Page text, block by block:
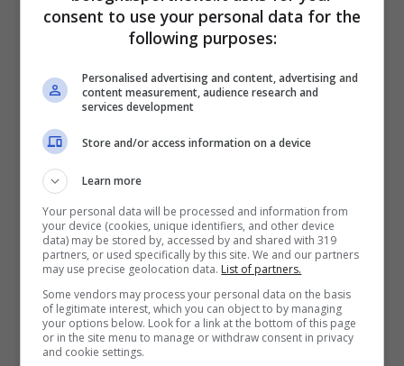
Bologna Primavera e Settore Giovanile
Nuova avventura per
Daniele Corazza
11 Luglio 2023 - 13:46
consent to use your personal data for the
following purposes:
Personalised advertising and content, advertising and
content measurement, audience research and
services development
Store and/or access information on a device
Learn more
Your personal data will be processed and information from
your device (cookies, unique identifiers, and other device
data) may be stored by, accessed by and shared with 319
partners, or used specifically by this site. We and our partners
may use precise geolocation data. List of partners.
Some vendors may process your personal data on the basis
of legitimate interest, which you can object to by managing
your options below. Look for a link at the bottom of this page
or in the site menu to manage or withdraw consent in privacy
and cookie settings.